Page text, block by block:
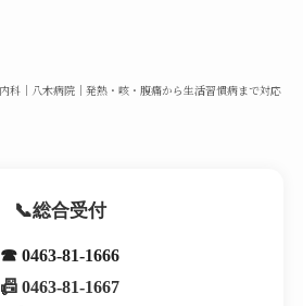
科｜八木病院｜発熱・咳・腹痛から生活習慣病まで対応
総合受付
☎ 0463-81-1666
📠 0463-81-1667